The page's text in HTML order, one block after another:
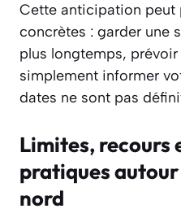
Cette anticipation peut
concrètes : garder une
plus longtemps,
simplement informer
dates ne sont pas
Limites, recours
pratiques
nord